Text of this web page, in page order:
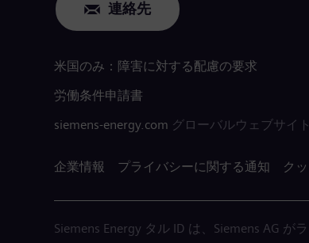
連絡先
米国のみ：障害に対する配慮の要求
労働条件申請書
siemens-energy.com グローバルウェブサイト
企業情報 プライバシーに関する通知 ク
Siemens Energy タル ID は、Siemens AG が